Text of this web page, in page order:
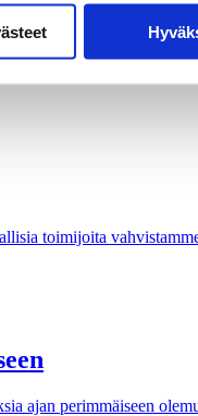
13.8.
vuonna aika, aistit ja
toimijoita
ajan perimmäiseen